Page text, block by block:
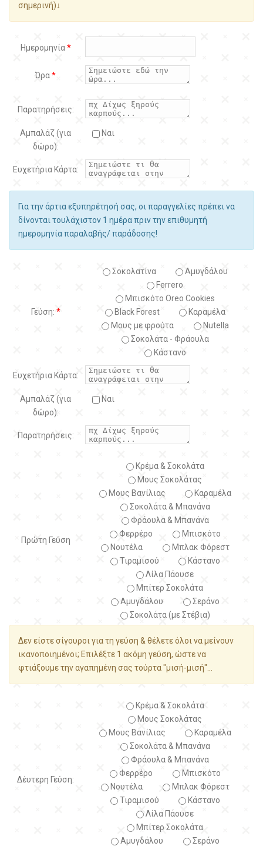
σημερινή)↓
Ημερομηνία*
Ώρα*
Παρατηρήσεις:
Αμπαλάζ (για
δώρο):
Ναι
Ευχετήρια Κάρτα:
Για την άρτια εξυπηρέτησή σας, οι παραγγελίες πρέπει να
δίνονται τουλάχιστον 1 ημέρα πριν την επιθυμητή
ημερομηνία παραλαβής/ παράδοσης!
Γεύση: *
Σοκολατίνα
Αμυγδάλου
Ferrero
Μπισκότο Oreo Cookies
Black Forest
Kαραμέλα
Μους με φρούτα
Nutella
Σοκολάτα - Φράουλα
Κάστανο
Ευχετήρια Κάρτα:
Αμπαλάζ (για
δώρο):
Ναι
Παρατηρήσεις:
Πρώτη Γεύση
Κρέμα & Σοκολάτα
Μους Σοκολάτας
Μους Βανίλιας
Καραμέλα
Σοκολάτα & Μπανάνα
Φράουλα & Μπανάνα
Φερρέρο
Μπισκότο
Νουτέλα
Μπλακ Φόρεστ
Τιραμισού
Κάστανο
Λίλα Πάουσε
Μπίτερ Σοκολάτα
Αμυγδάλου
Σεράνο
Σοκολάτα (με Στέβια)
Δεν είστε σίγουροι για τη γεύση & θέλετε όλοι να μείνουν
ικανοποιημένοι; Επιλέξτε 1 ακόμη γεύση, ώστε να
φτιάξουμε την αγαπημένη σας τούρτα "μισή-μισή"...
Δέυτερη Γεύση:
Κρέμα & Σοκολάτα
Μους Σοκολάτας
Μους Βανίλιας
Καραμέλα
Σοκολάτα & Μπανάνα
Φράουλα & Μπανάνα
Φερρέρο
Μπισκότο
Νουτέλα
Μπλακ Φόρεστ
Τιραμισού
Κάστανο
Λίλα Πάουσε
Μπίτερ Σοκολάτα
Αμυγδάλου
Σεράνο